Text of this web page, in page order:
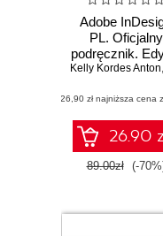
Adobe
PL. Oficjalny
podręcznik.
2020
Kelly Kordes Anton,
(26,90 zł najniższa cena
26.90
89.00zł (-